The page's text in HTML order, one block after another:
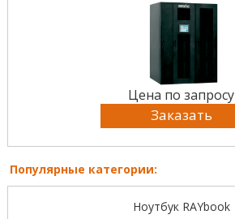
Цена по запросу
Заказать
Популярные категории:
Ноутбук RAYbook